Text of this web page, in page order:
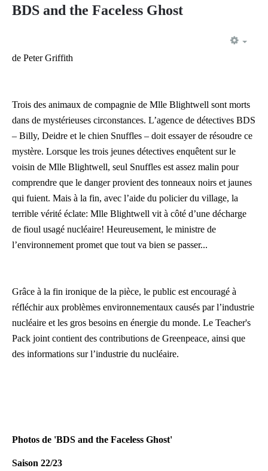
BDS and the Faceless Ghost
de Peter Griffith
Trois des animaux de compagnie de Mlle Blightwell sont morts
dans de mystérieuses circonstances. L’agence de détectives BDS
– Billy, Deidre et le chien Snuffles – doit essayer de résoudre ce
mystère. Lorsque les trois jeunes détectives enquêtent sur le
voisin de Mlle Blightwell, seul Snuffles est assez malin pour
comprendre que le danger provient des tonneaux noirs et jaunes
qui fuient. Mais à la fin, avec l’aide du policier du village, la
terrible vérité éclate: Mlle Blightwell vit à côté d’une décharge
de fioul usagé nucléaire! Heureusement, le ministre de
l’environnement promet que tout va bien se passer...
Grâce à la fin ironique de la pièce, le public est encouragé à
réfléchir aux problèmes environnementaux causés par l’industrie
nucléaire et les gros besoins en énergie du monde. Le Teacher's
Pack joint contient des contributions de Greenpeace, ainsi que
des informations sur l’industrie du nucléaire.
Photos de 'BDS and the Faceless Ghost'
Saison 22/23